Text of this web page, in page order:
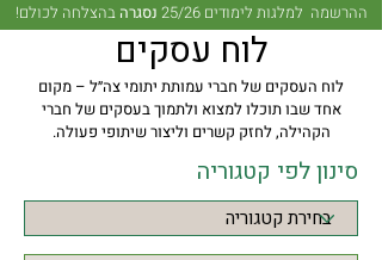
ההרשמה למלגות לימודים 25/26 נסגרהבהצלחה לכולם!
לוח עסקים
לוח העסקים של חברי עמותת יתומי צה״ל – מקום
אחד שבו תוכלו למצוא ולתמוך בעסקים של חברי
הקהילה, לחזק קשרים וליצור שיתופי פעולה.
סינון לפי קטגוריה